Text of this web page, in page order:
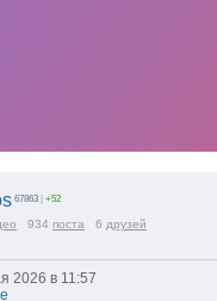
67863 | +52
934 поста 6 друзей
2026 в 11:57